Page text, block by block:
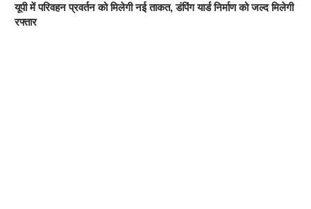
यूपी में परिवहन प्रवर्तन को मिलेगी नई ताकत, डंपिंग यार्ड निर्माण को जल्द मिलेगी
रफ्तार